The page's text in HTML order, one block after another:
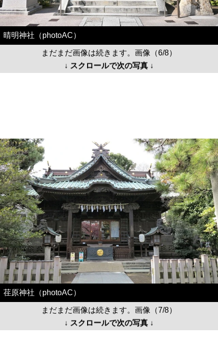
晴明神社（photoAC）
まだまだ画像は続きます。画像（6/8）
↓ スクロールで次の写真 ↓
荏原神社（photoAC）
まだまだ画像は続きます。画像（7/8）
↓ スクロールで次の写真 ↓